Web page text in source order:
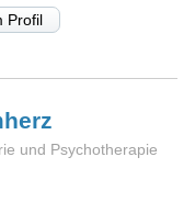
Profil
und Psychotherapie